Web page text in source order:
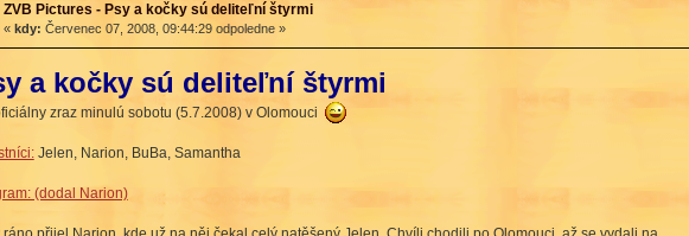
ZVB Pictures - Psy a kočky sú deliteľní štyrmi
« kdy: Červenec 07, 2008, 09:44:29 odpoledne »
a kočky sú deliteľní štyrmi
zraz minulú sobotu (5.7.2008) v Olomouci
Jelen, Narion, BuBa, Samantha
(dodal Narion)